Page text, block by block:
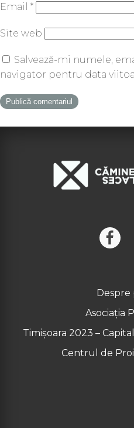
Email *
Site web
Salvează-mi numele,
navigator pentru data
Asociația
Timișoara 2023 –
Centrul de